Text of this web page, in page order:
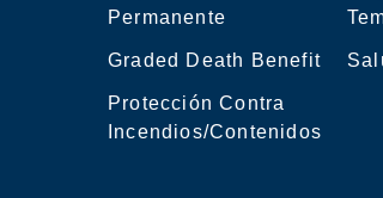
Permanente
Graded Death Benefit
Protección Contra
Incendios/Contenidos